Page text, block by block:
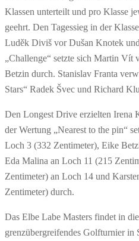
Klassen unterteilt und pro Klasse
geehrt. Den Tagessieg in der
Luděk Diviš vor Dušan Knotek
„Challenge“ setzte sich Martin
Betzin durch. Stanislav Franta
Stars“ Radek Švec und Richard
Den Longest Drive erzielten Irena
der Wertung „Nearest to the pin“
Loch 3 (332 Zentimeter), Eike
Eda Malina an Loch 11 (215
Zentimeter) an Loch 14 und
Zentimeter) durch.
Das Elbe Labe Masters findet in
grenzübergreifendes Golfturnier in